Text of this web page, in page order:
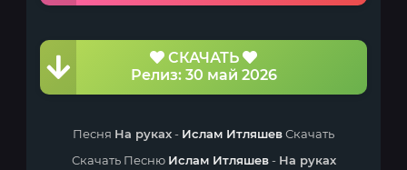
СКАЧАТЬ
Релиз: 30 май 2026
Песня На руках- Ислам ИтляшевСкачать
Скачать Песню Ислам Итляшев- На руках